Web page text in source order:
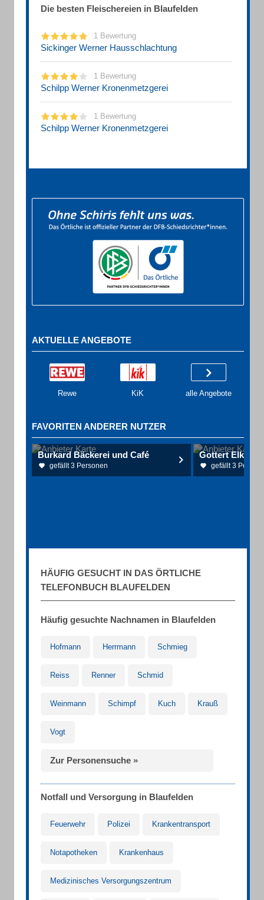
Die besten Fleischereien in Blaufelden
1 Bewertung
Sickinger Werner Hausschlachtung
1 Bewertung
Schilpp Werner Kronenmetzgerei
1 Bewertung
Schilpp Werner Kronenmetzgerei
AKTUELLE ANGEBOTE
Rewe KiK alle Angebote
FAVORITEN ANDERER NUTZER
Burkard Bäckerei und Café
gefällt 3 Personen
Gottert Elke u.
gefällt 3
HÄUFIG GESUCHT IN DAS ÖRTLICHE
TELEFONBUCH BLAUFELDEN
Häufig gesuchte Nachnamen in Blaufelden
Hofmann Herrmann Schmieg
Reiss Renner Schmid
Weinmann Schimpf Kuch Krauß
Vogt
Zur Personensuche »
Notfall und Versorgung in Blaufelden
Feuerwehr Polizei Krankentransport
Notapotheken Krankenhaus
Medizinisches Versorgungszentrum